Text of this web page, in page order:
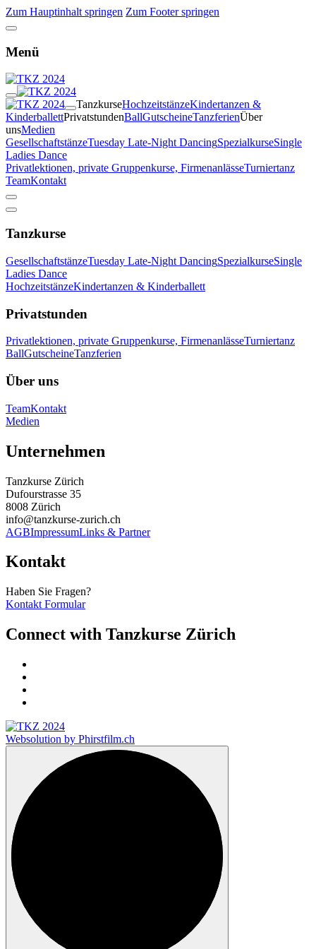
Zum Hauptinhalt springen Zum Footer springen
Menü
TanzkurseHochzeitstänzeKindertanzen &
KinderballettPrivatstundenBallGutscheineTanzferienÜber
unsMedien
GesellschaftstänzeTuesday Late-Night DancingSpezialkurseSingle
Ladies Dance
Privatlektionen, private Gruppenkurse, FirmenanlässeTurniertanz
TeamKontakt
Tanzkurse
GesellschaftstänzeTuesday Late-Night DancingSpezialkurseSingle
Ladies Dance
HochzeitstänzeKindertanzen & Kinderballett
Privatstunden
Privatlektionen, private Gruppenkurse, FirmenanlässeTurniertanz
BallGutscheineTanzferien
Über uns
TeamKontakt
Medien
Unternehmen
Tanzkurse Zürich
Dufourstrasse 35
8008 Zürich
info@tanzkurse-zurich.ch
AGBImpressumLinks & Partner
Kontakt
Haben Sie Fragen?
Kontakt Formular
Connect with Tanzkurse Zürich
Websolution by Phirstfilm.ch